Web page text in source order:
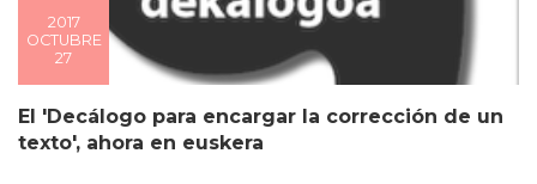
2017
OCTUBRE
27
El 'Decálogo para encargar la corrección de un
texto', ahora en euskera